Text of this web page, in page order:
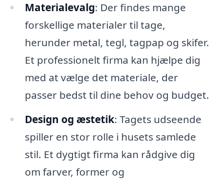
Materialevalg: Der findes mange
forskellige materialer til tage,
herunder metal, tegl, tagpap og skifer.
Et professionelt firma kan hjælpe dig
med at vælge det materiale, der
passer bedst til dine behov og budget.
Design og æstetik: Tagets udseende
spiller en stor rolle i husets samlede
stil. Et dygtigt firma kan rådgive dig
om farver, former og